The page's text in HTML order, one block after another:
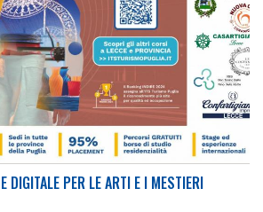
DIGITALE PER LE ARTI E I MESTIERI